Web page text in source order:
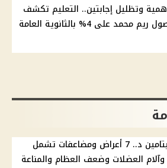
وتظليل إجابتين.. التعليم تكشف
على 4% بالثانوية العامة
نقص فيتامين د.. 7 أعراض ومضاعفات تشمل
وآلام العضلات وضعف العظام والمناعة